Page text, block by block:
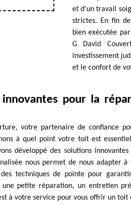
et d'un travail
strictes. En fin
bien exécutée
G David
investissement
et le confort de
pour la
votre partenaire de confiance
à quel point votre toit est
développé des solutions
nous permet de nous adapter à
techniques de pointe pour
petite réparation, un entretien
à votre service pour vous offrir un